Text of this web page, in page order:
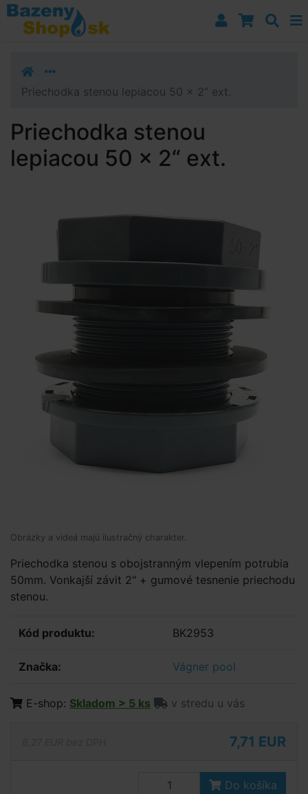
Prejsť k navigácii
Prejsť na obsah
Prejsť k bočnému stĺpci
Priechodka stenou lepiacou 50 x 2“ ext.
Priechodka stenou
lepiacou 50 x 2“ ext.
Obrázky a videá majú ilustračný charakter.
Priechodka stenou s obojstranným vlepením potrubia
50mm. Vonkajší závit 2" + gumové tesnenie priechodu
stenou.
Kód produktu: BK2953
Značka: Vágner pool
E-shop: Skladom > 5 ks v stredu u vás
7,71 EUR
Do košíka